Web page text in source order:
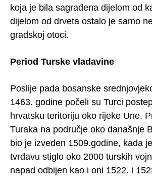
koja je bila sagrađena dijelom od
dijelom od drveta ostalo je samo
gradskoj otoci.
Period Turske vladavine
Poslije pada bosanske
1463. godine počeli su Turci
hrvatsku teritoriju oko rijeke Une.
Turaka na područje oko današnje
bio je izveden 1509.godine, kada
tvrđavu stiglo oko 2000 turskih
napad odbijen kao i oni 1522. i